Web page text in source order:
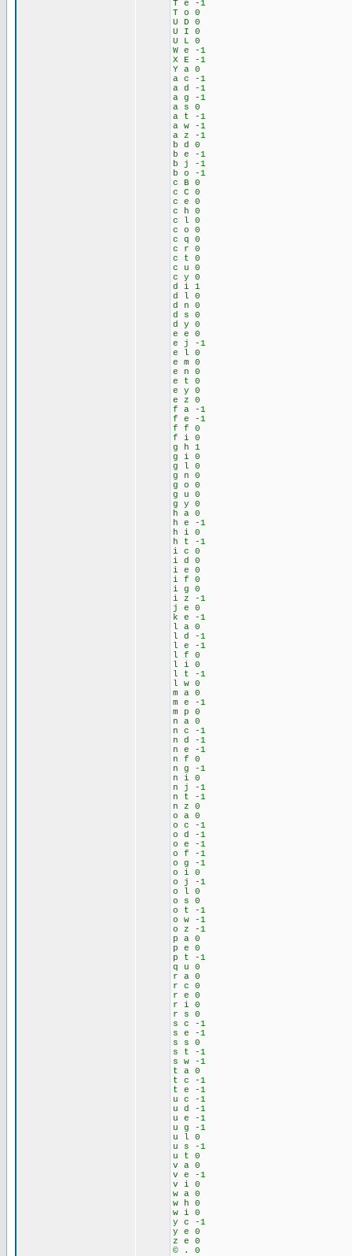
T e -1
T o 0
U D 0
U I 0
U L 0
W e -1
X E -1
Y a 0
a c -1
a d -1
a g -1
a s 0
a t -1
a w -1
a z -1
b d 0
b e -1
b j -1
b o -1
c B 0
c C 0
c e 0
c h 0
c l 0
c o 0
c q 0
c r 0
c t 0
c u 0
c y 0
d i 1
d l 0
d n 0
d s 0
d y 0
e e 0
e j -1
e l 0
e m 0
e n 0
e t 0
e y 0
e z 0
f a -1
f e -1
f f 0
f i 0
g h 1
g i 0
g l 0
g n 0
g o 0
g u 0
g y 0
h a 0
h e -1
h i 0
h t -1
i c 0
i d 0
i e 0
i f 0
i g 0
i z -1
j e 0
k e -1
l a 0
l d -1
l e -1
l f 0
l i 0
l t -1
l w 0
m a 0
m e -1
m p 0
n a 0
n c -1
n d -1
n e -1
n f 0
n g -1
n i 0
n j -1
n t -1
n z 0
o a 0
o c -1
o d -1
o e -1
o f -1
o g -1
o i 0
o j -1
o l 0
o s 0
o t -1
o w -1
o z -1
p a 0
p e 0
p t -1
q u 0
r a 0
r c 0
r e 0
r i 0
r s 0
s c -1
s e -1
s s 0
s t -1
s w -1
t a 0
t c -1
t e -1
u c -1
u d -1
u e -1
u g -1
u l 0
u s -1
u t 0
v a 0
v e -1
v i 0
w a 0
w h 0
w i 0
y c -1
y e 0
z e 0
© . 0